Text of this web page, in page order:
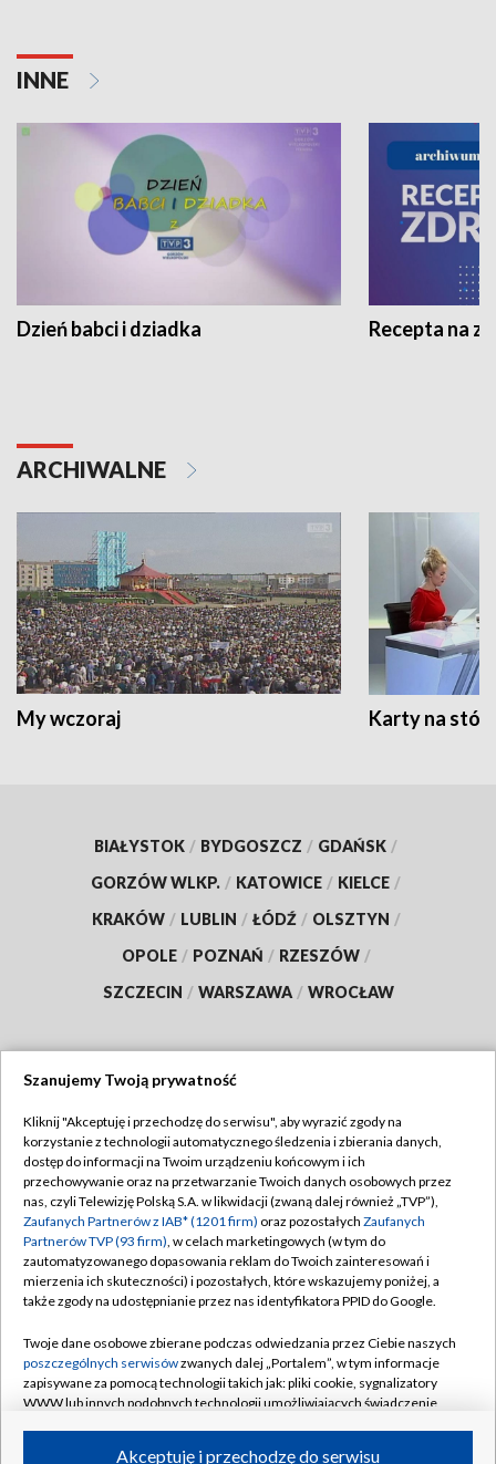
INNE
Dzień babci i dziadka Recepta na
ARCHIWALNE
My wczoraj Karty na
BIAŁYSTOK / BYDGOSZCZ / GDAŃSK /
GORZÓW WLKP. / KATOWICE / KIELCE /
KRAKÓW / LUBLIN / ŁÓDŹ / OLSZTYN /
OPOLE / POZNAŃ / RZESZÓW /
SZCZECIN / WARSZAWA / WROCŁAW
TVP
Abonament TVP
Emisja w TVP
Centrum informacji TVP
Naziemna Telewizja Cyfrowa
Rada Programowa
System NOS
Informacje o nadawcy
Regulamin TVP
Polityka prywatności
Moje zgody
Pomoc
Kontakt
Kanały
Szanujemy Twoją prywatność
Kliknij "Akceptuję i przechodzę do serwisu", aby wyrazić zgody na
korzystanie z technologii automatycznego śledzenia i zbierania danych,
dostęp do informacji na Twoim urządzeniu końcowym i ich
przechowywanie oraz na przetwarzanie Twoich danych osobowych przez
nas, czyli Telewizję Polską S.A. w likwidacji (zwaną dalej również „TVP”),
Zaufanych Partnerów z IAB* (1201 firm) oraz pozostałych Zaufanych
Partnerów TVP (93 firm), w celach marketingowych (w tym do
zautomatyzowanego dopasowania reklam do Twoich zainteresowań i
mierzenia ich skuteczności) i pozostałych, które wskazujemy poniżej, a
także zgody na udostępnianie przez nas identyfikatora PPID do Google.
Twoje dane osobowe zbierane podczas odwiedzania przez Ciebie naszych
poszczególnych serwisówzwanych dalej „Portalem”, w tym informacje
zapisywane za pomocą technologii takich jak: pliki cookie, sygnalizatory
WWW lub innych podobnych technologii umożliwiających świadczenie
Akceptuję i przechodzę do serwisu